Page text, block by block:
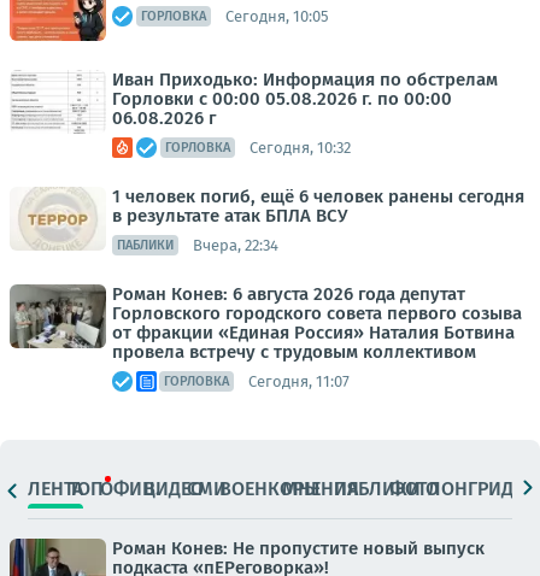
ГОРЛОВКА Сегодня, 10:05
Иван Приходько: Информация по обстрелам
Горловки с 00:00 05.08.2026 г. по 00:00
06.08.2026 г
ГОРЛОВКА Сегодня, 10:32
1 человек погиб, ещё 6 человек ранены сегодня
в результате атак БПЛА ВСУ
ПАБЛИКИ Вчера, 22:34
Роман Конев: 6 августа 2026 года депутат
Горловского городского совета первого созыва
от фракции «Единая Россия» Наталия Ботвина
провела встречу с трудовым коллективом
ГОРЛОВКА Сегодня, 11:07
ЛЕНТАТОПОФИЦ.ВИДЕОСМИВОЕНКОРЫМНЕНИЯПАБЛИКИ
ФОТОЛОНГРИДЫ
Роман Конев: Не пропустите новый выпуск
подкаста «пЕРеговорка»!